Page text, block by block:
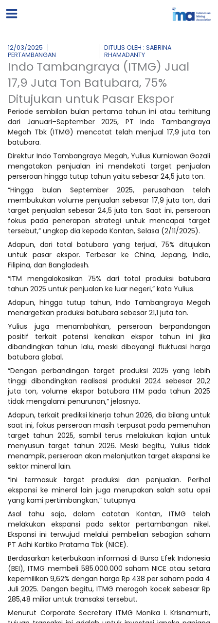
ke
12/03/2025
PERTAMBANGAN
DITULIS OLEH : SABRINA
RHAMADANTY
Indo Tambangraya (ITMG) Jual
17,9 Juta Ton Batubara, 75%
Ditujukan untuk Pasar Ekspor
Periode sembilan bulan pertama tahun ini atau terhitung
dari Januari–September 2025, PT Indo Tambangraya
Megah Tbk (ITMG) mencatat telah menjual 17,9 juta ton
batubara.
Direktur Indo Tambangraya Megah, Yulius Kurniawan Gozali
mengatakan penjualan ini mendekati target penjualan
perseroan hingga tutup tahun yaitu sebesar 24,5 juta ton.
“Hingga bulan September 2025, perusahaan telah
membukukan volume penjualan sebesar 17,9 juta ton, dari
target penjualan sebesar 24,5 juta ton. Saat ini, perseroan
fokus pada penerapan strategi untuk mencapai target
tersebut,” ungkap dia kepada Kontan, Selasa (2/11/2025).
Adapun, dari total batubara yang terjual, 75% ditujukan
untuk pasar ekspor. Terbesar ke China, Jepang, India,
Filipina, dan Bangladesh.
“ITM mengalokasikan 75% dari total produksi batubara
tahun 2025 untuk penjualan ke luar negeri,” kata Yulius.
Adapun, hingga tutup tahun, Indo Tambangraya Megah
menargetkan produksi batubara sebesar 21,1 juta ton.
Yulius juga menambahkan, perseroan berpandangan
positif terkait potensi kenaikan ekspor tahun ini jika
dibandingkan tahun lalu, meski dibayangi fluktuasi harga
batubara global.
“Dengan perbandingan target produksi 2025 yang lebih
tinggi dibandingkan realisasi produksi 2024 sebesar 20,2
juta ton, volume ekspor batubara ITM pada tahun 2025
tidak mengalami penurunan,” jelasnya.
Adapun, terkait prediksi kinerja tahun 2026, dia bilang untuk
saat ini, fokus perseroan masih terpusat pada pemenuhan
target tahun 2025, sambil terus melakukan kajian untuk
menyusun target tahun 2026. Meski begitu, Yulius tidak
menampik, perseroan akan melanjutkan target ekspansi ke
sektor mineral lain.
“Ini termasuk target produksi dan penjualan. Perihal
ekspansi ke mineral lain juga merupakan salah satu opsi
yang kami pertimbangkan,” tutupnya.
Asal tahu saja, dalam catatan Kontan, ITMG telah
melakukan ekspansi pada sektor pertambangan nikel.
Ekspansi ini terwujud melalui pembelian sebagian saham
PT Adhi Kartiko Pratama Tbk (NICE).
Berdasarkan keterbukaan informasi di Bursa Efek Indonesia
(BEI), ITMG membeli 585.000.000 saham NICE atau setara
kepemilikan 9,62% dengan harga Rp 438 per saham pada 4
Juli 2025. Dengan begitu, ITMG merogoh kocek sebesar Rp
285,48 miliar untuk transaksi tersebut.
Menurut Corporate Secretary ITMG Monika I. Krisnamurti,